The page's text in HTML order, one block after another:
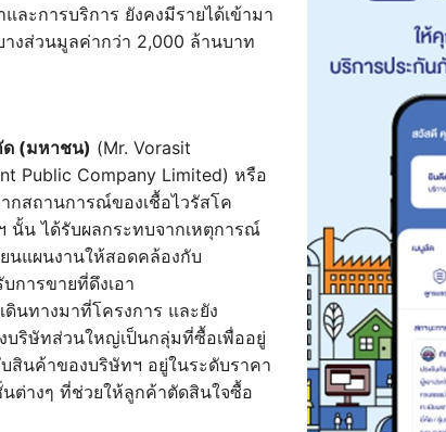
ละการบริการ ยังคงมีรายได้เข้ามา
งส่วนมูลค่ากว่า 2,000 ล้านบาท
ด (มหาชน) (Mr. Vorasit
Public Company Limited) หรือ
กสถานการณ์ของเชื้อไวรัสโค
นั้น ได้รับผลกระทบจากเหตุการณ์
นแผนงานให้สอดคล้องกับ
การขายที่ดึงเอา
นทางมาที่โครงการ และยัง
บริษัทส่วนใหญ่เป็นกลุ่มที่ซื้อเพื่ออยู่
สินค้าของบริษัทฯ อยู่ในระดับราคา
ต่างๆ ที่ช่วยให้ลูกค้าตัดสินใจซื้อ